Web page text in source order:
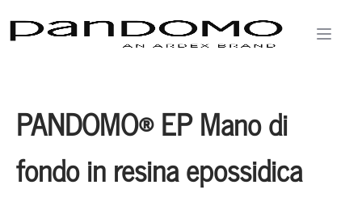
PANDOMO® EP Mano di
fondo in resina epossidica